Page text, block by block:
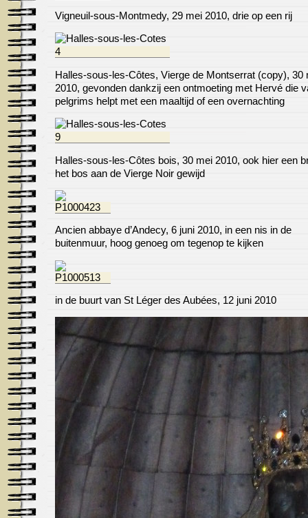
Vigneuil-sous-Montmedy, 29 mei 2010, drie op een rij
Halles-sous-les-Côtes, Vierge de Montserrat (copy), 30
2010, gevonden dankzij een ontmoeting met Hervé die
pelgrims helpt met een maaltijd of een overnachting
Halles-sous-les-Côtes bois, 30 mei 2010, ook hier een
het bos aan de Vierge Noir gewijd
Ancien abbaye d’Andecy, 6 juni 2010, in een nis in de
buitenmuur, hoog genoeg om tegenop te kijken
in de buurt van St Léger des Aubées, 12 juni 2010